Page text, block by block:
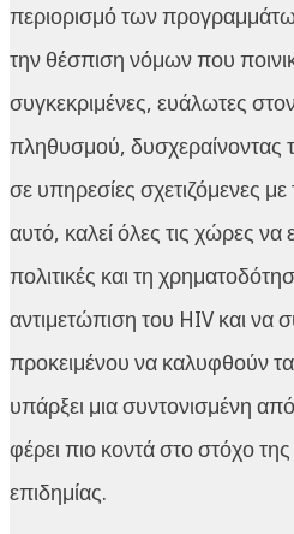
περιορισμό των
την θέσπιση νόμων που
συγκεκριμένες, ευάλωτες
πληθυσμού, δυσχεραίνοντας
σε υπηρεσίες σχετιζόμενες
αυτό, καλεί όλες τις χώρες να
πολιτικές και τη
αντιμετώπιση του HIV και να
προκειμένου να καλυφθούν
υπάρξει μια συντονισμένη
φέρει πιο κοντά στο στόχο
επιδημίας.